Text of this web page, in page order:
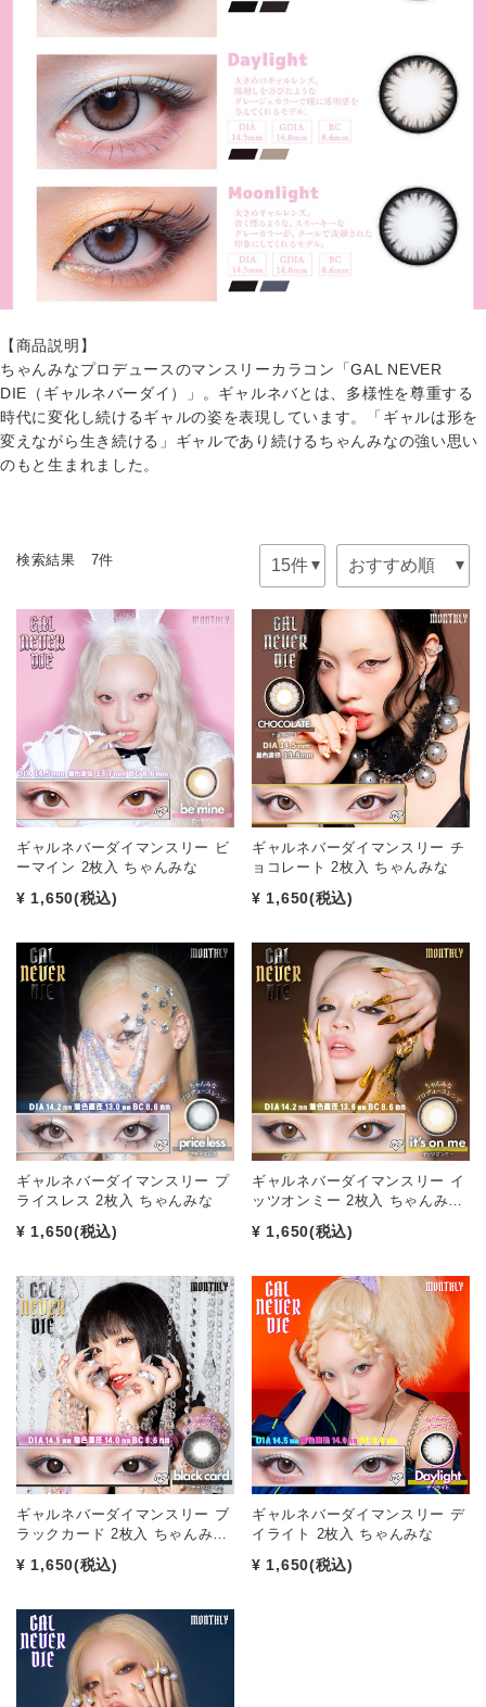
【商品説明】
ちゃんみなプロデュースのマンスリーカラコン「GAL NEVER
DIE（ギャルネバーダイ）」。ギャルネバとは、多様性を尊重する
時代に変化し続けるギャルの姿を表現しています。「ギャルは形を
変えながら生き続ける」ギャルであり続けるちゃんみなの強い思い
のもと生まれました。
検索結果 7件
ギャルネバーダイマンスリー ビ
ーマイン 2枚入 ちゃんみな
¥ 1,650(税込)
ギャルネバーダイマンスリー チ
ョコレート 2枚入 ちゃんみな
¥ 1,650(税込)
ギャルネバーダイマンスリー プ
ライスレス 2枚入 ちゃんみな
¥ 1,650(税込)
ギャルネバーダイマンスリー イ
ッツオンミー 2枚入 ちゃんみ…
¥ 1,650(税込)
ギャルネバーダイマンスリー ブ
ラックカード 2枚入 ちゃんみ…
¥ 1,650(税込)
ギャルネバーダイマンスリー デ
イライト 2枚入 ちゃんみな
¥ 1,650(税込)